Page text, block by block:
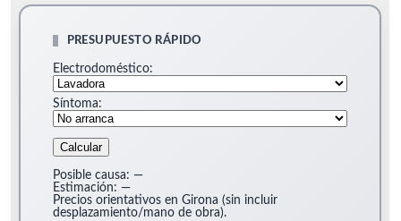
PRESUPUESTO RÁPIDO
Electrodoméstico:
Síntoma:
Calcular
Posible causa: —
Estimación: —
Precios orientativos en Girona (sin incluir
desplazamiento/mano de obra).